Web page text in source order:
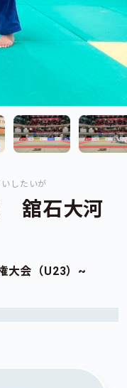
したいが
舘石大河
大会（U23）~